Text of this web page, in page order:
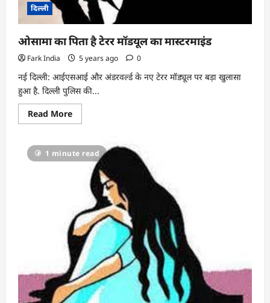
दिल्ली
ओसामा का पिता है टेरर मॉडयूल का मास्टरमाइंड
Fark India 5 years ago 0
नई दिल्ली: आईएसआई और अंडरवर्ल्ड के नए टेरर मॉड्यूल पर बड़ा खुलासा
हुआ है. दिल्ली पुलिस की...
Read MoreRead
more
का
पिता
है
मॉडयूल
मास्टरमाइंड
1 minute read